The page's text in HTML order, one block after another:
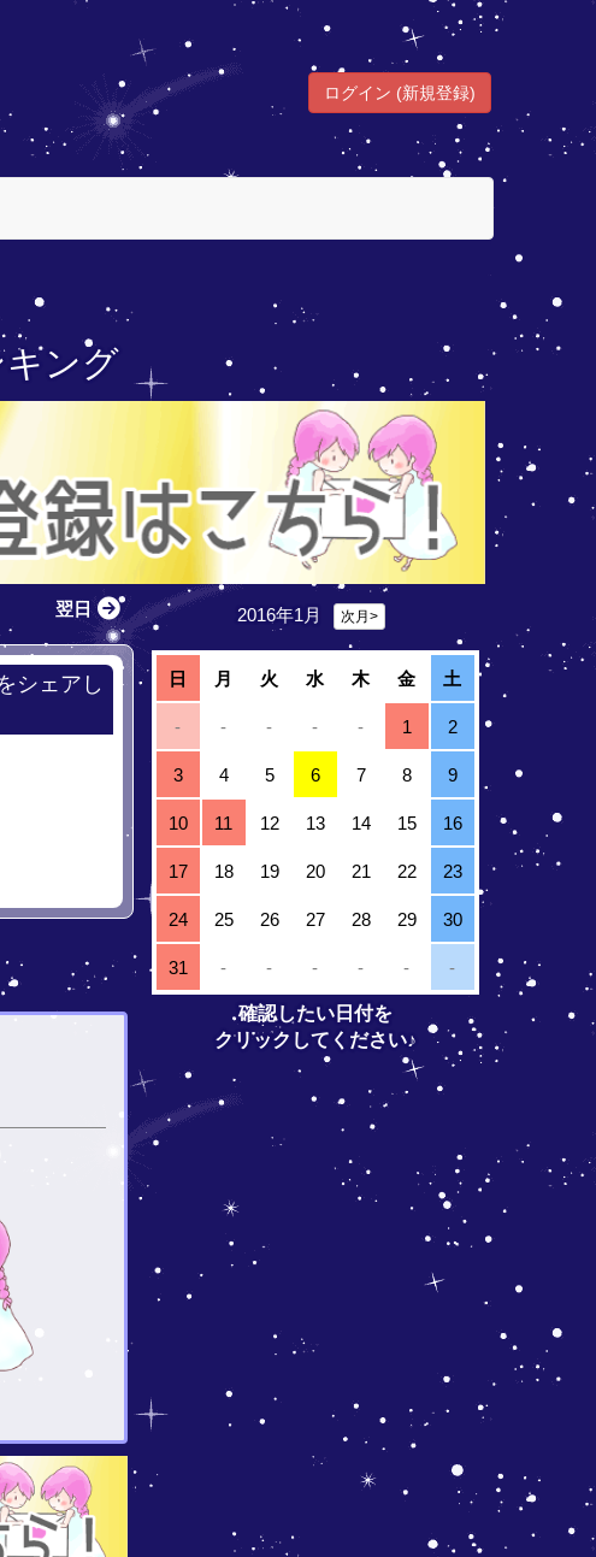
ログイン (新規登録)
ング
翌日
シェアし
2016年1月 次月>
日 月 火 水 木 金 土
- - - - - 1 2
3 4 5 6 7 8 9
10 11 12 13 14 15 16
17 18 19 20 21 22 23
24 25 26 27 28 29 30
31 - - - - - -
確認したい日付を
クリックしてください♪